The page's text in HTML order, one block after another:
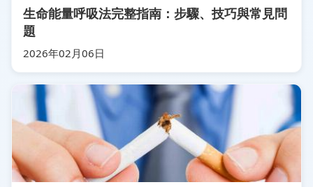
生命能量呼吸法完整指南：步驟、技巧與常見問
題
2026年02月06日